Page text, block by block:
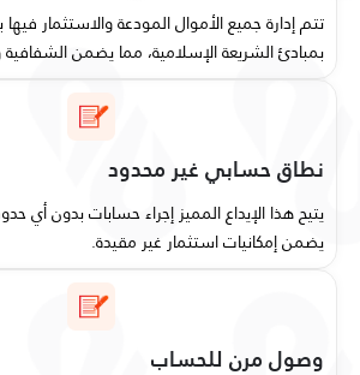
تتم إدارة جميع الأموال المودعة والاستثمار فيها
بمبادئ الشريعة الإسلامية، مما يضمن الشفافية
نطاق حسابي غير محدود
يتيح هذا الإيداع المميز إجراء حسابات بدون أي
يضمن إمكانيات استثمار غير مقيدة.
وصول مرن للحساب